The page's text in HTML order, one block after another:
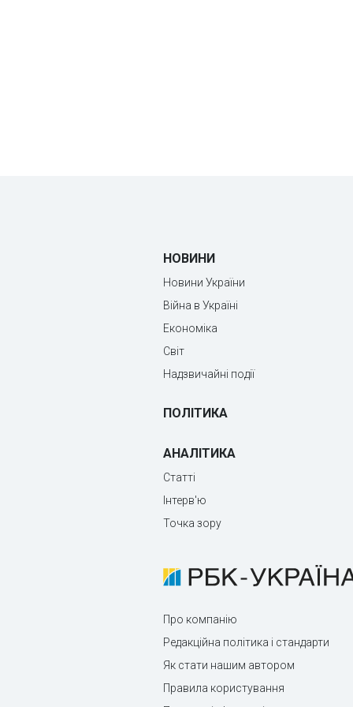
НОВИНИ
Новини України
Війна в Україні
Економіка
Світ
Надзвичайні події
ПОЛІТИКА
АНАЛІТИКА
Статті
Інтерв'ю
Точка зору
Про компанію
Редакційна політика і стандарти
Як стати нашим автором
Правила користування